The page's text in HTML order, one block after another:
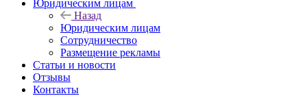
Юридическим лицам
Назад
Юридическим лицам
Сотрудничество
Размещение рекламы
Статьи и новости
Отзывы
Контакты